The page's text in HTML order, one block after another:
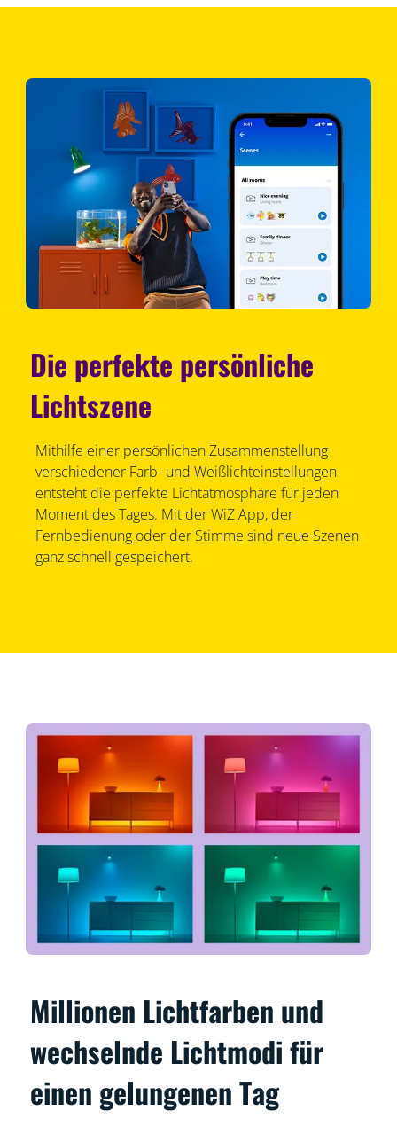
Die perfekte persönliche
Lichtszene
Mithilfe einer persönlichen Zusammenstellung
verschiedener Farb- und Weißlichteinstellungen
entsteht die perfekte Lichtatmosphäre für jeden
Moment des Tages. Mit der WiZ App, der
Fernbedienung oder der Stimme sind neue Szenen
ganz schnell gespeichert.
Millionen Lichtfarben und
wechselnde Lichtmodi für
einen gelungenen Tag